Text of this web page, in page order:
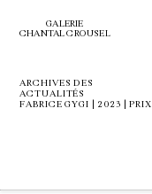
GALERIE
CHANTAL CROUSEL
ARCHIVES DES
ACTUALITÉS
FABRICE GYGI | 2023 | PRIX